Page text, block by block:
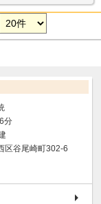
分
区谷尾崎町302-6